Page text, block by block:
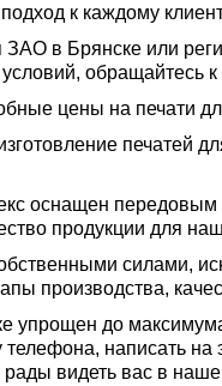
к каждому
ЗАО в Брянске или
условий,
цены на печати
печатей
оснащен передовым
продукции для
силами,
производства,
упрощен до
написать на
видеть вас в